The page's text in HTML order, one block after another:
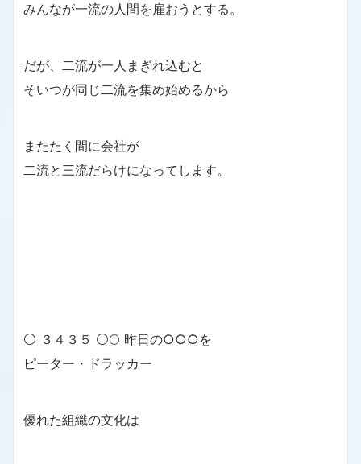
みんなが一流の人間を雇おうとする。
だが、二流が一人まぎれ込むと
そいつが同じ二流を集め始めるから
またたく間に会社が
二流と三流だらけになってします。
⚪ ３４３５ ⚪🌕 昨日の○○○を
ピーター・ドラッカー
優れた組織の文化は